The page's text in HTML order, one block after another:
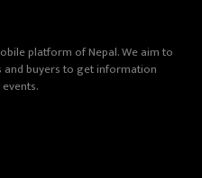
platform of Nepal. We aim to
and buyers to get information